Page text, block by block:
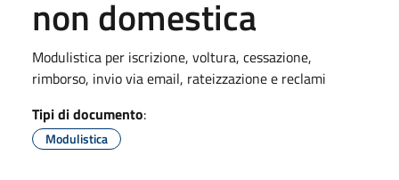
non domestica
Modulistica per iscrizione, voltura, cessazione,
rimborso, invio via email, rateizzazione e reclami
Tipi di documento:
Modulistica